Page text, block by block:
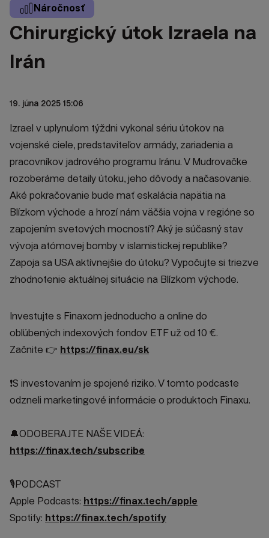
Náročnosť
Chirurgický útok Izraela na
Irán
19. júna 2025 15:06
Izrael v uplynulom týždni vykonal sériu útokov na
vojenské ciele, predstaviteľov armády, zariadenia a
pracovníkov jadrového programu Iránu. V Mudrovačke
rozoberáme detaily útoku, jeho dôvody a načasovanie.
Aké pokračovanie bude mať eskalácia napätia na
Blízkom východe a hrozí nám väčšia vojna v regióne so
zapojením svetových mocností? Aký je súčasný stav
vývoja atómovej bomby v islamistickej republike?
Zapoja sa USA aktívnejšie do útoku? Vypočujte si triezve
zhodnotenie aktuálnej situácie na Blízkom východe.
Investujte s Finaxom jednoducho a online do
obľúbených indexových fondov ETF už od 10 €.
Začnite 👉 https://finax.eu/sk
❗S investovaním je spojené riziko. V tomto podcaste
odzneli marketingové informácie o produktoch Finaxu.
🔔ODOBERAJTE NAŠE VIDEÁ:
https://finax.tech/subscribe
🎙️PODCAST
Apple Podcasts: https://finax.tech/apple
Spotify: https://finax.tech/spotify